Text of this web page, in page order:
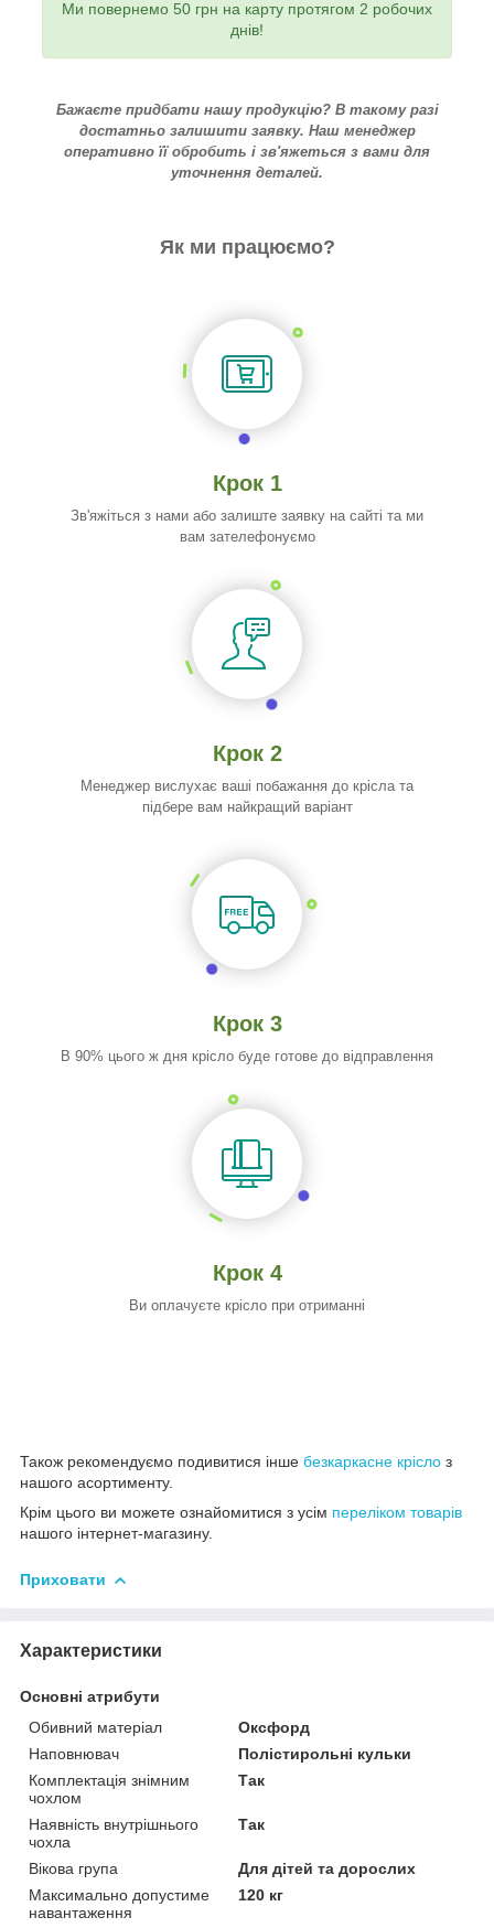
Ми повернемо 50 грн на карту протягом 2 робочих
днів!
Бажаєте придбати нашу продукцію? В такому разі
достатньо залишити заявку. Наш менеджер
оперативно її обробить і зв'яжеться з вами для
уточнення деталей.
Як ми працюємо?
Крок 1
Зв'яжіться з нами або залиште заявку на сайті та ми
вам зателефонуємо
Крок 2
Менеджер вислухає ваші побажання до крісла та
підбере вам найкращий варіант
Крок 3
В 90% цього ж дня крісло буде готове до відправлення
Крок 4
Ви оплачуєте крісло при отриманні
Також рекомендуємо подивитися інше безкаркасне крісло з
нашого асортименту.
Крім цього ви можете ознайомитися з усім переліком товарів
нашого інтернет-магазину.
Приховати
Характеристики
Основні атрибути
Обивний матеріал
Оксфорд
Наповнювач
Полістирольні кульки
Комплектація знімним
чохлом
Так
Наявність внутрішнього
чохла
Так
Вікова група
Для дітей та дорослих
Максимально допустиме
навантаження
120 кг